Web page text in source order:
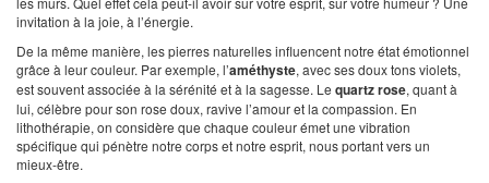
invitation à la joie, à l’énergie.
De la même manière, les pierres naturelles influencent notre état émotionnel
grâce à leur couleur. Par exemple, l’améthyste, avec ses doux tons violets,
est souvent associée à la sérénité et à la sagesse. Le quartz rose, quant à
lui, célèbre pour son rose doux, ravive l’amour et la compassion. En
lithothérapie, on considère que chaque couleur émet une vibration
spécifique qui pénètre notre corps et notre esprit, nous portant vers un
mieux-être.